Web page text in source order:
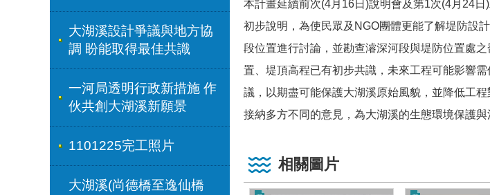
大湖溪設計爭議與地方協
調 盼能取得最佳共識
一河局透明行政新措施 作
伙共創大湖溪新願景
1101225完工照片
大湖溪(尚德橋至逸仙橋
本計畫延續前次(4月 16日 )說明會及第1次(4月 24日 )
初步說明，為使民眾及 NGO團體更能了解堤防設
段位置進行討論，並勘查濬深河段與堤防位置處
置、堤頂高程已有初步共識，未來工程可能影響
議，以期盡可能保護大湖溪原始風貌，並降低工
接納多方不同的意見，為大湖溪的生態環境保護與
相關圖片